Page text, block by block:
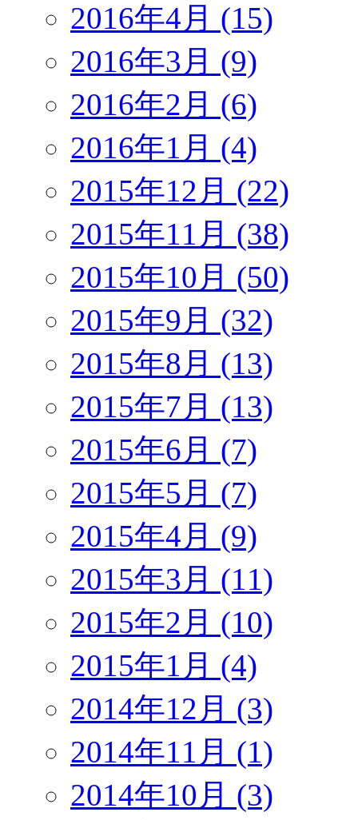
2016年4月 (15)
2016年3月 (9)
2016年2月 (6)
2016年1月 (4)
2015年12月 (22)
2015年11月 (38)
2015年10月 (50)
2015年9月 (32)
2015年8月 (13)
2015年7月 (13)
2015年6月 (7)
2015年5月 (7)
2015年4月 (9)
2015年3月 (11)
2015年2月 (10)
2015年1月 (4)
2014年12月 (3)
2014年11月 (1)
2014年10月 (3)